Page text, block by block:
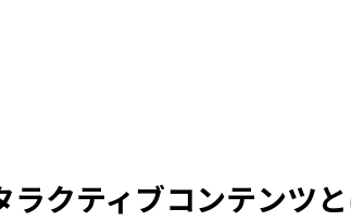
ラクティブコンテンツ